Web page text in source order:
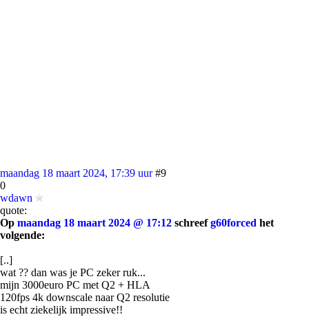
maandag 18 maart 2024, 17:39 uur #9
0
wdawn
quote:
Op maandag 18 maart 2024 @ 17:12 schreefg60forced het
volgende:
[..]
wat ?? dan was je PC zeker ruk...
mijn 3000euro PC met Q2 + HLA
120fps 4k downscale naar Q2 resolutie
is echt ziekelijk impressive!!